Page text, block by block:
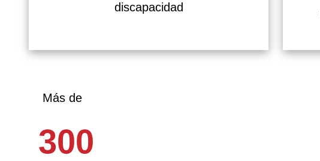
discapacidad
Más de
300